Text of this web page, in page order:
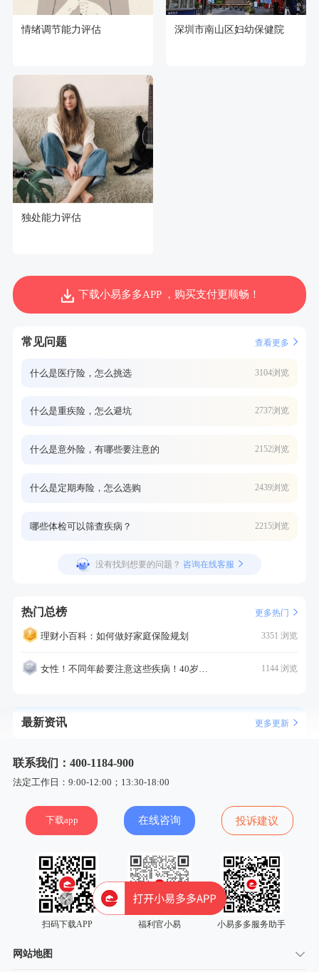
情绪调节能力评估 深圳市南山区妇幼保健院
独处能力评估
下载小易多多APP ，购买支付更顺畅！
常见问题 查看更多
什么是医疗险，怎么挑选 3104浏览
什么是重疾险，怎么避坑 2737浏览
什么是意外险，有哪些要注意的 2152浏览
什么是定期寿险，怎么选购 2439浏览
哪些体检可以筛查疾病？ 2215浏览
没有找到想要的问题？ 咨询在线客服
热门总榜 更多热门
理财小百科：如何做好家庭保险规划 3351 浏览
女性！不同年龄要注意这些疾病！40岁的这个疾病最需要注意！ 1144 浏览
最新资讯 更多更新
联系我们：400-1184-900
法定工作日：9:00-12:00；13:30-18:00
下载app 在线咨询 投诉建议
扫码下载APP 福利官小易 小易多多服务助手
网站地图